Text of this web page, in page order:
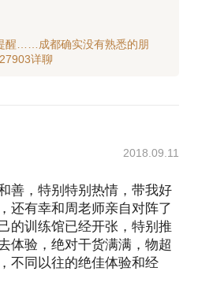
我希望你：
心血管疾病；
的是，你能在这节课上获得
这节课会给你节约大量的时
经走过的弯路。
醒……成都确实没有熟悉的朋
2018.09.11
善，特别特别热情，带我好
还有幸和周老师亲自对阵了
的训练馆已经开张，特别推
体验，绝对干货满满，物超
不同以往的绝佳体验和经